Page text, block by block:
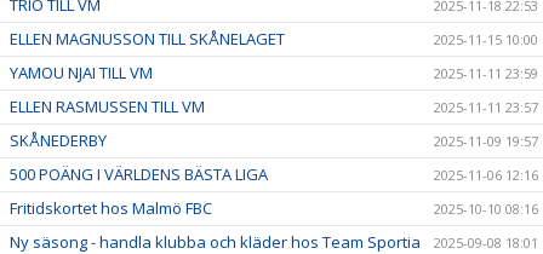
TRIO TILL VM 2025-11-18 22:53
ELLEN MAGNUSSON TILL SKÅNELAGET 2025-11-15 10:00
YAMOU NJAI TILL VM 2025-11-11 23:59
ELLEN RASMUSSEN TILL VM 2025-11-11 23:57
SKÅNEDERBY 2025-11-09 19:57
500 POÄNG I VÄRLDENS BÄSTA LIGA 2025-11-06 12:16
Fritidskortet hos Malmö FBC 2025-10-10 08:16
Ny säsong - handla klubba och kläder hos Team Sportia 2025-09-08 18:01